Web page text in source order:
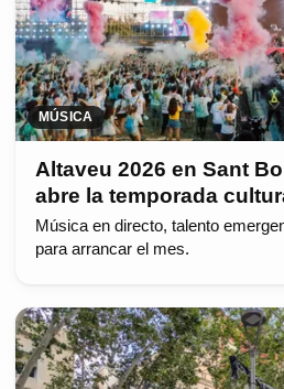
MÚSICA
Altaveu 2026 en Sant
abre la temporada
Música en directo, talento
para arrancar el mes.